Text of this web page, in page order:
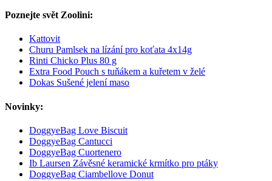
Poznejte svět Zoolini:
Kattovit
Churu Pamlsek na lízání pro koťata 4x14g
Rinti Chicko Plus 80 g
Extra Food Pouch s tuňákem a kuřetem v želé
Dokas Sušené jelení maso
Novinky:
DoggyeBag Love Biscuit
DoggyeBag Cantucci
DoggyeBag Cuortenero
Ib Laursen Závěsné keramické krmítko pro ptáky
DoggyeBag Ciambellove Donut